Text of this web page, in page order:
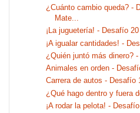
¿Cuánto cambio queda? -
Mate...
¡La juguetería! - Desafío
¡A igualar cantidades! -
¿Quién juntó más dinero?
Animales en orden -
Carrera de autos -
¿Qué hago dentro y fuera
¡A rodar la pelota! -